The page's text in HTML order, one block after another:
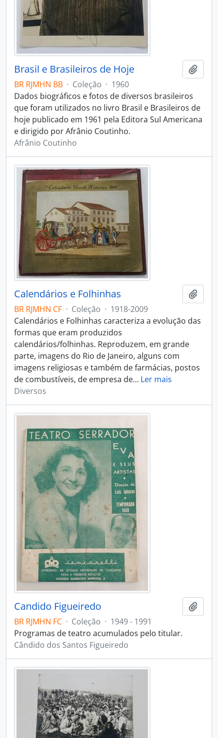
Brasil e Brasileiros de Hoje
BR RJMHN BB · Coleção · 1960
Dados biográficos e fotos de diversos brasileiros
que foram utilizados no livro Brasil e Brasileiros de
hoje publicado em 1961 pela Editora Sul Americana
e dirigido por Afrânio Coutinho.
Afrânio Coutinho
Calendários e Folhinhas
BR RJMHN CF · Coleção · 1918-2009
Calendários e Folhinhas caracteriza a evolução das
formas que eram produzidos
calendários/folhinhas. Reproduzem, em grande
parte, imagens do Rio de Janeiro, alguns com
imagens religiosas e também de farmácias, postos
de combustíveis, de empresa de… Ler mais
Diversos
Candido Figueiredo
BR RJMHN FC · Coleção · 1949 - 1991
Programas de teatro acumulados pelo titular.
Cândido dos Santos Figueiredo